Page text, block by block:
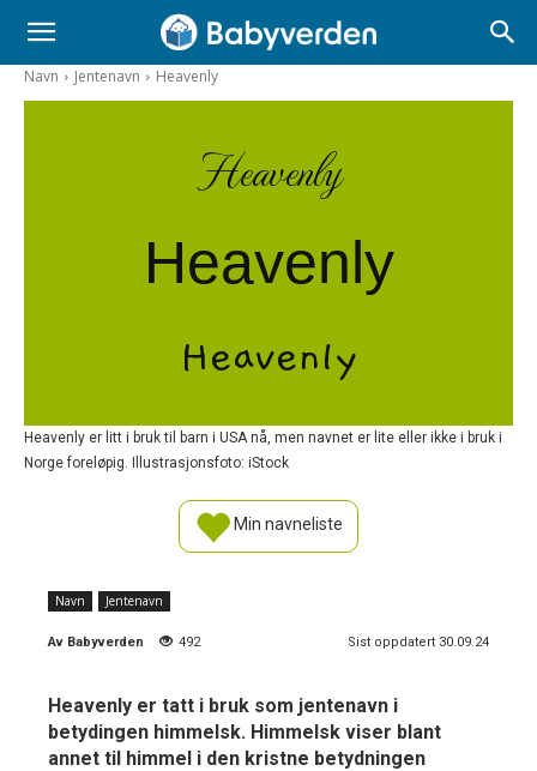
Navn Jentenavn Heavenly
Heavenly
Heavenly
Heavenly
Heavenly er litt i bruk til barn i USA nå, men navnet er lite eller ikke i bruk i
Norge foreløpig. Illustrasjonsfoto: iStock
Min navneliste
Navn Jentenavn
Av Babyverden 492 Sist oppdatert 30.09.24
Heavenly er tatt i bruk som jentenavn i
betydingen himmelsk. Himmelsk viser blant
annet til himmel i den kristne betydningen